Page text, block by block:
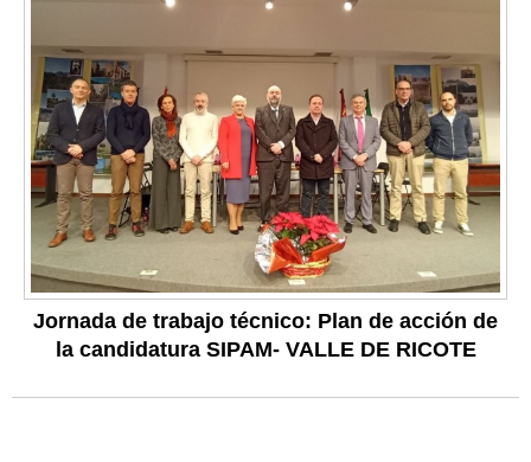
Jornada de trabajo técnico: Plan de acción de
la candidatura SIPAM- VALLE DE RICOTE